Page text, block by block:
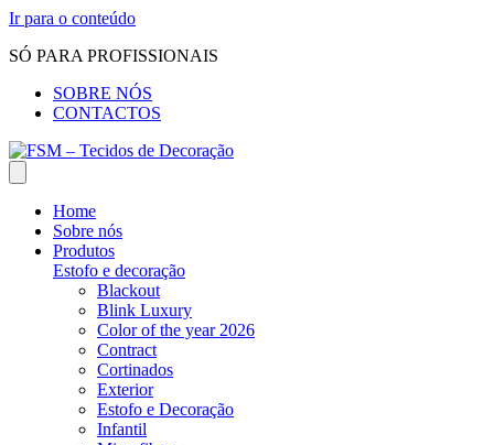
Ir para o conteúdo
SÓ PARA PROFISSIONAIS
SOBRE NÓS
CONTACTOS
Home
Sobre nós
Produtos
Estofo e decoração
Blackout
Blink Luxury
Color of the year 2026
Contract
Cortinados
Exterior
Estofo e Decoração
Infantil